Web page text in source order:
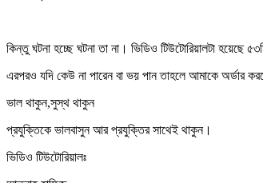
কিন্তু ঘটনা হচ্ছে ঘটনা তা না। ভিডিও টিউটোরিয়ালটা হয়েছে
এরপরও যদি কেউ না পারেন বা ভয় পান তাহলে আমাকে অর্ডার
ভাল থাকুন,সুস্থ থাকুন
প্রযুক্তিকে ভালবাসুন আর প্রযুক্তির সাথেই থাকুন।
ভিডিও টিউটোরিয়ালঃ